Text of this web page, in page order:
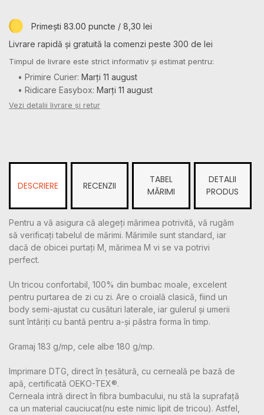
Primești 83.00 puncte / 8,30 lei
Livrare rapidă și gratuită la comenzi peste 300 de lei
Timpul de livrare este strict informativ și estimat pentru:
• Primire Curier: Marți 11 august
• Ridicare Easybox: Marți 11 august
Vezi detalii livrare și retur
DESCRIERE RECENZII
TABEL
MĂRIMI
DETALII
PRODUS
Pentru a vă asigura că alegeți mărimea potrivită, vă rugăm
să verificați tabelul de mărimi. Mărimile sunt standard, iar
dacă de obicei purtați M, mărimea M vi se va potrivi
perfect.
Un tricou confortabil, 100% din bumbac moale, excelent
pentru purtarea de zi cu zi. Are o croială clasică, fiind un
body semi-ajustat cu cusături laterale, iar gulerul și umerii
sunt întăriți cu bantă pentru a-și păstra forma în timp.
Gramaj 183 g/mp, cele albe 180 g/mp.
Imprimare DTG, direct în țesătură, cu cerneală pe bază de
apă, certificată OEKO-TEX®.
Cerneala intră direct în fibra bumbacului, nu stă la suprafață
ca un material cauciucat(nu este nimic lipit de tricou). Astfel,